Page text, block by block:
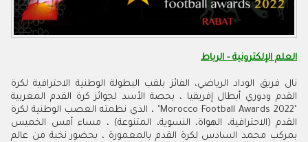
العلم الإلكترونية - الرباط
نال فريق الوداد الرياضي، الفائز بلقب البطولة الوطنية الاحترافية لكرة
القدم ودوري أبطال إفريقيا ، بحصة الأسد لجوائز كرة القدم المغربية
"
Morocco Football Awards 2022" ، الذي نظمته العصب الوطنية لكرة
القدم (الاحترافية، الهواة، النسوية، المتنوعة) ، مساء أمس الخميس
بمركب محمد السادس لكرة القدم بالمعمورة ، بحضور نخبة من عالم